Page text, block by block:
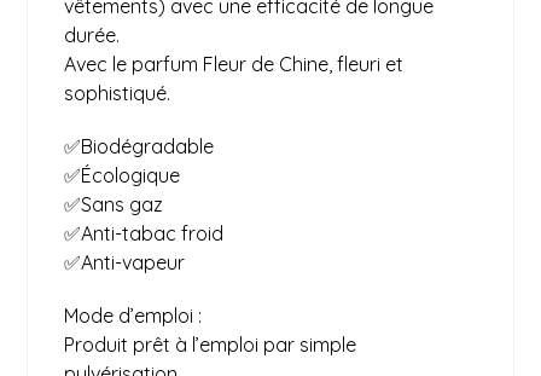
vêtements) avec une efficacité de longue
durée.
Avec le parfum Fleur de Chine, fleuri et
sophistiqué.
✅Biodégradable
✅Écologique
✅Sans gaz
✅Anti-tabac froid
✅Anti-vapeur
Mode d’emploi :
Produit prêt à l’emploi par simple